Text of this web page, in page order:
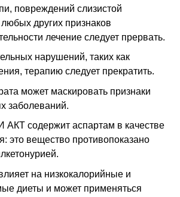
повреждений слизистой
других признаков
лечение следует прервать.
нарушений, таких как
терапию следует прекратить.
может маскировать признаки
заболеваний.
АКТ содержит аспартам в качестве
это вещество противопоказано
на низкокалорийные и
диеты и может применяться